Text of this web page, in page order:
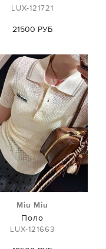
LUX-121721
21500 РУБ
Miu Miu
Поло
LUX-121663